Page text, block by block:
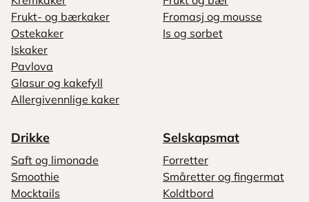
Frukt- og bærkaker
Ostekaker
Iskaker
Pavlova
Glasur og kakefyll
Allergivennlige kaker
Fromasj og mousse
Is og sorbet
Drikke
Saft og limonade
Smoothie
Mocktails
Selskapsmat
Forretter
Småretter og fingermat
Koldtbord